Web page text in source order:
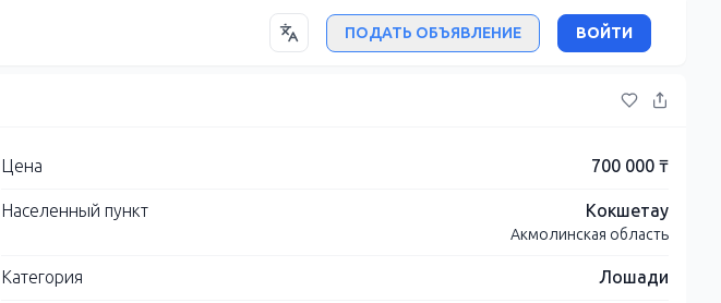
ПОДАТЬ ОБЪЯВЛЕНИЕ ВОЙТИ
Цена 700 000 ₸
Населенный пункт Кокшетау
Акмолинская область
Категория Лошади